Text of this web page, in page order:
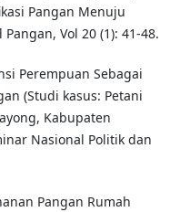
Pangan Menuju
Vol 20 (1): 41-48.
Perempuan Sebagai
(Studi kasus: Petani
Kabupaten
Nasional Politik dan
Pangan Rumah